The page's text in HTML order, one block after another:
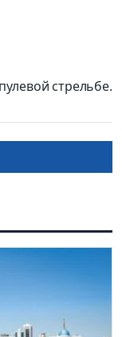
стрельбе.